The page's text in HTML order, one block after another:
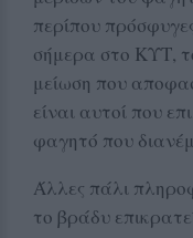
περίπου
σήμερα στο ΚΥΤ,
μείωση που
είναι αυτοί που
φαγητό που
Άλλες πάλι
το βράδυ